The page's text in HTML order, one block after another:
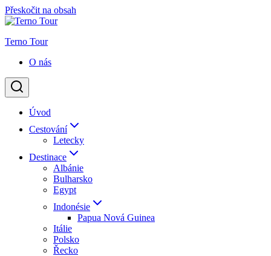
Přeskočit na obsah
Terno Tour
O nás
Úvod
Cestování
Letecky
Destinace
Albánie
Bulharsko
Egypt
Indonésie
Papua Nová Guinea
Itálie
Polsko
Řecko